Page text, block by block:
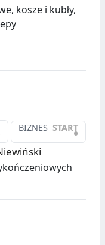
kosze i kubły,
BIZNES START
•